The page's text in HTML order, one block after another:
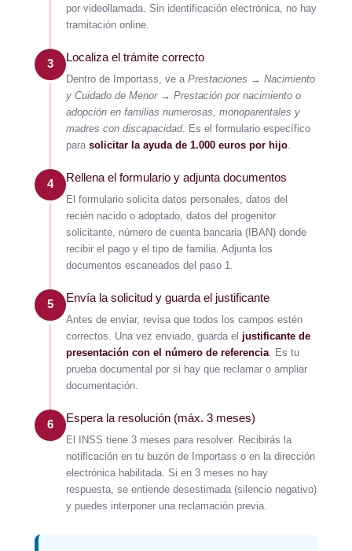
por videollamada. Sin identificación electrónica, no hay
tramitación online.
3
Localiza el trámite correcto
Dentro de Importass, ve a Prestaciones → Nacimiento
y Cuidado de Menor → Prestación por nacimiento o
adopción en familias numerosas, monoparentales y
madres con discapacidad. Es el formulario específico
para solicitar la ayuda de 1.000 euros por hijo
4
Rellena el formulario y adjunta documentos
El formulario solicita datos personales, datos del
recién nacido o adoptado, datos del progenitor
solicitante, número de cuenta bancaria (IBAN) donde
recibir el pago y el tipo de familia. Adjunta los
documentos escaneados del paso 1.
5
Envía la solicitud y guarda el justificante
Antes de enviar, revisa que todos los campos estén
correctos. Una vez enviado, guarda el justificante de
presentación con el número de referencia . Es tu
prueba documental por si hay que reclamar o ampliar
documentación.
6
Espera la resolución (máx. 3 meses)
El INSS tiene 3 meses para resolver. Recibirás la
notificación en tu buzón de Importass o en la dirección
electrónica habilitada. Si en 3 meses no hay
respuesta, se entiende desestimada (silencio negativo)
y puedes interponer una reclamación previa.